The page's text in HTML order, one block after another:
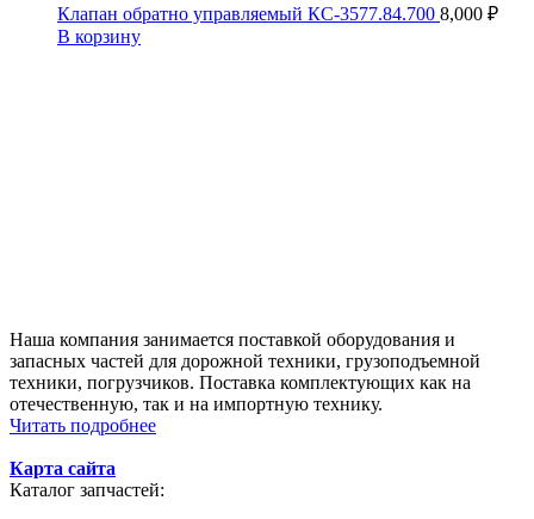
Клапан обратно управляемый КС-3577.84.700 8,000 ₽
В корзину
Наша компания занимается поставкой оборудования и
запасных частей для дорожной техники, грузоподъемной
техники, погрузчиков. Поставка комплектующих как на
отечественную, так и на импортную технику.
Читать подробнее
Карта сайта
Каталог запчастей: